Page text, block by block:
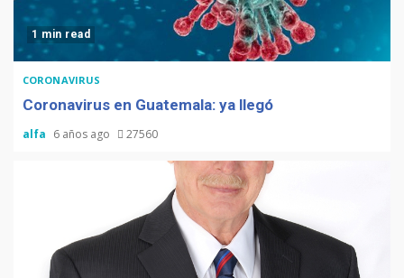
1 min read
CORONAVIRUS
Coronavirus en Guatemala: ya llegó
alfa 6 años ago 27560